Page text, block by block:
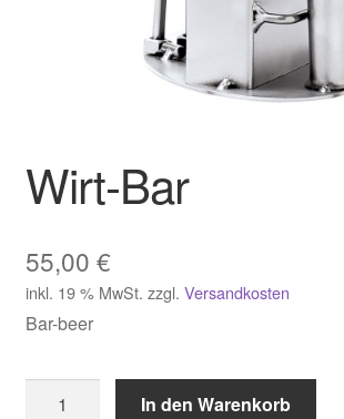
Wirt-Bar
55,00 €
inkl. 19 % MwSt. zzgl. Versandkosten
Bar-beer
In den Warenkorb